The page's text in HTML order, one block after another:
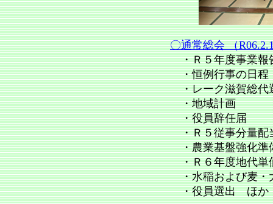
〇通常総会 （
・Ｒ５年度事業報
・恒例行事の日程
・レーク滋賀総代
・地域計画
・役員辞任届
・Ｒ５従事分量配
・農業基盤強化準
・Ｒ６年度地代単
・水稲および麦・
・役員選出 ほか